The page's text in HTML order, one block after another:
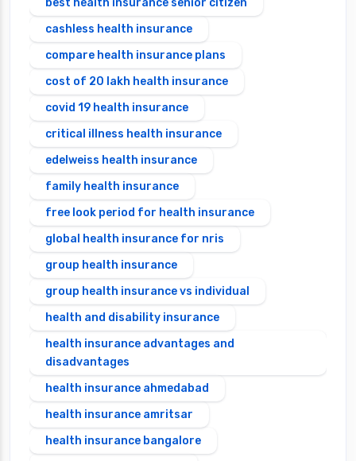
cashless health insurance
compare health insurance plans
cost of 20 lakh health insurance
covid 19 health insurance
critical illness health insurance
edelweiss health insurance
family health insurance
free look period for health insurance
global health insurance for nris
group health insurance
group health insurance vs individual
health and disability insurance
health insurance advantages and
disadvantages
health insurance ahmedabad
health insurance amritsar
health insurance bangalore